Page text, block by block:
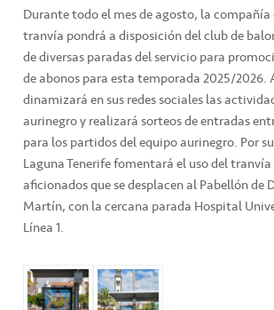
Durante todo el mes de agosto, la
tranvía pondrá a disposición del club de
de diversas paradas del servicio para
de abonos para esta temporada 2025/2026.
dinamizará en sus redes sociales las
aurinegro y realizará sorteos de entradas
para los partidos del equipo aurinegro. Por
Laguna Tenerife fomentará el uso del
aficionados que se desplacen al Pabellón de
Martín, con la cercana parada Hospital
Línea 1.